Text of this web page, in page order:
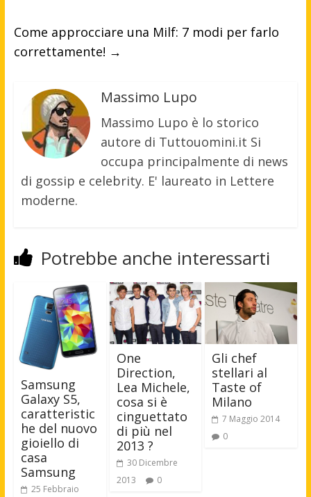
Come approcciare una Milf: 7 modi per farlo
correttamente! →
Massimo Lupo
Massimo Lupo è lo storico
autore di Tuttouomini.it Si
occupa principalmente di news
di gossip e celebrity. E' laureato in Lettere
moderne.
Potrebbe anche interessarti
Samsung
Galaxy S5,
caratteristic
he del nuovo
gioiello di
casa
Samsung
25 Febbraio
One
Direction,
Lea Michele,
cosa si è
cinguettato
di più nel
2013 ?
30 Dicembre
2013
0
Gli chef
stellari al
Taste of
Milano
7 Maggio 2014
0